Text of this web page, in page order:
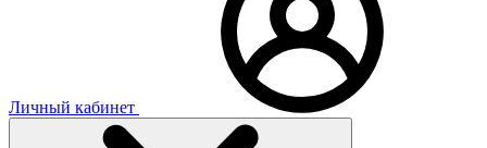
Личный кабинет